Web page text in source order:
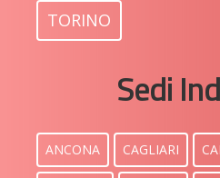
TORINO
Sedi
ANCONA CAGLIARI